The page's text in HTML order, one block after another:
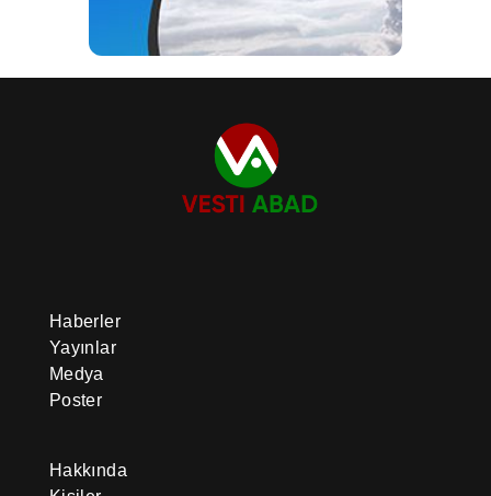
Haberler
Yayınlar
Medya
Poster
Hakkında